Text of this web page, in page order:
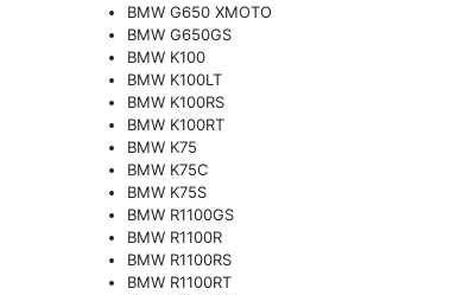
BMW G650 XMOTO
BMW G650GS
BMW K100
BMW K100LT
BMW K100RS
BMW K100RT
BMW K75
BMW K75C
BMW K75S
BMW R1100GS
BMW R1100R
BMW R1100RS
BMW R1100RT